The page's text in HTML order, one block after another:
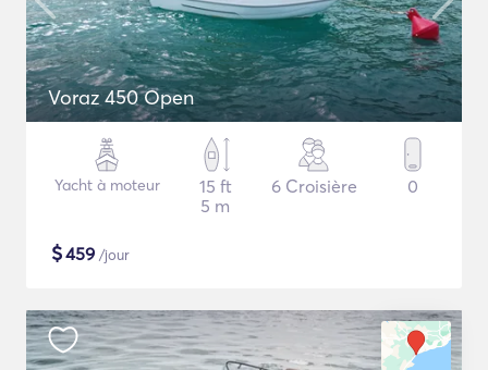
Voraz 450 Open
Yacht à moteur
15 ft
5 m
6 Croisière 0
$459 /jour